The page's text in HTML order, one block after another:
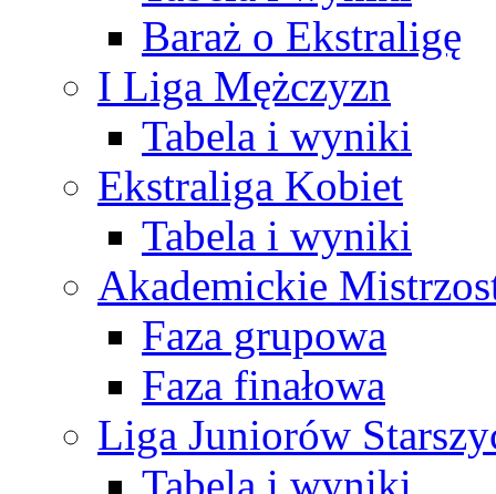
Baraż o Ekstraligę
I Liga Mężczyzn
Tabela i wyniki
Ekstraliga Kobiet
Tabela i wyniki
Akademickie
Faza grupowa
Faza finałowa
Liga Juniorów
Tabela i wyniki